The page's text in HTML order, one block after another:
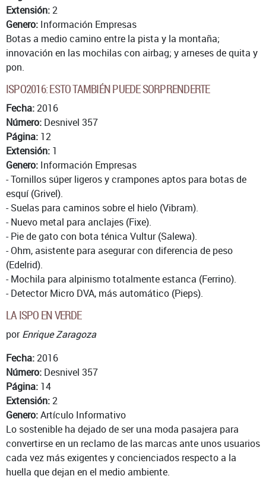
Extensión:2
Genero: Información Empresas
Botas a medio camino entre la pista y la montaña;
innovación en las mochilas con airbag; y arneses de quita y
pon.
ISPO2016: ESTO TAMBIÉN PUEDE SORPRENDERTE
Fecha:2016
Número: Desnivel 357
Página: 12
Extensión: 1
Genero: Información Empresas
- Tornillos súper ligeros y crampones aptos para botas de
esquí (Grivel).
- Suelas para caminos sobre el hielo (Vibram).
- Nuevo metal para anclajes (Fixe).
- Pie de gato con bota ténica Vultur (Salewa).
- Ohm, asistente para asegurar con diferencia de peso
(Edelrid).
- Mochila para alpinismo totalmente estanca (Ferrino).
- Detector Micro DVA, más automático (Pieps).
LA ISPO EN VERDE
porEnrique Zaragoza
Fecha:2016
Número: Desnivel 357
Página: 14
Extensión:2
Genero:Artículo Informativo
Lo sostenible ha dejado de ser una moda pasajera para
convertirse en un reclamo de las marcas ante unos usuarios
cada vez más exigentes y concienciados respecto a la
huella que dejan en el medio ambiente.